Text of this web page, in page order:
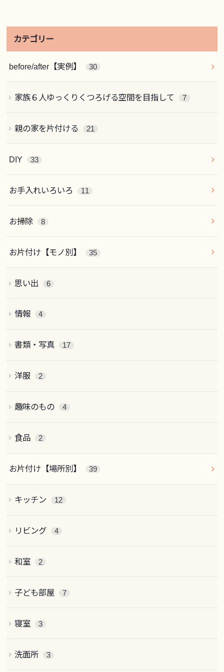
カテゴリー
before/after【実例】 30
家族６人ゆっくりくつろげる空間を目指して 7
親の家を片付ける 21
DIY 33
お手入れいろいろ 11
お掃除 8
お片付け【モノ別】 35
思い出 6
情報 4
書類・写真 17
洋服 2
趣味のもの 4
食品 2
お片付け【場所別】 39
キッチン 12
リビング 4
和室 2
子ども部屋 7
寝室 3
洗面所 3